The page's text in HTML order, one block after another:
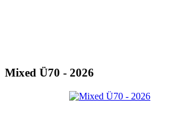
Mixed Ü70 - 2026